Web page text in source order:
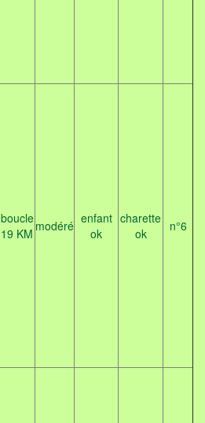
boucle
19 KM modéré enfant
ok
charette
ok
n°6